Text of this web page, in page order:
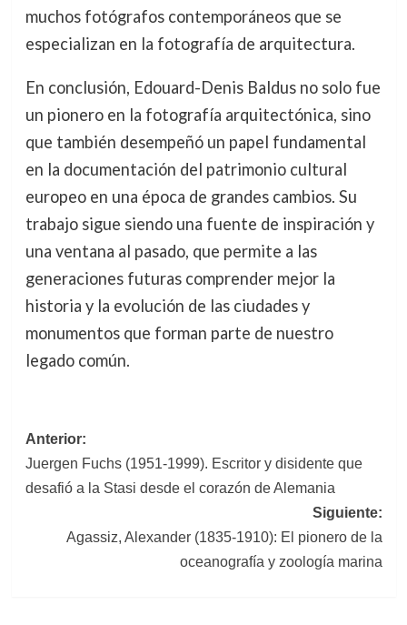
muchos fotógrafos contemporáneos que se
especializan en la fotografía de arquitectura.
En conclusión, Edouard-Denis Baldus no solo fue
un pionero en la fotografía arquitectónica, sino
que también desempeñó un papel fundamental
en la documentación del patrimonio cultural
europeo en una época de grandes cambios. Su
trabajo sigue siendo una fuente de inspiración y
una ventana al pasado, que permite a las
generaciones futuras comprender mejor la
historia y la evolución de las ciudades y
monumentos que forman parte de nuestro
legado común.
Navegación
de
Anterior:
Juergen Fuchs (1951-1999). Escritor y disidente que
desafió a la Stasi desde el corazón de Alemania
Siguiente:
Agassiz, Alexander (1835-1910): El pionero de la
oceanografía y zoología marina